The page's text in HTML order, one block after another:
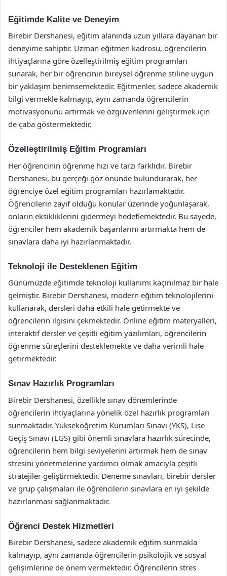
Eğitimde Kalite ve Deneyim
Birebir Dershanesi, eğitim alanında uzun yıllara dayanan bir
deneyime sahiptir. Uzman eğitmen kadrosu, öğrencilerin
ihtiyaçlarına göre özelleştirilmiş eğitim programları
sunarak, her bir öğrencinin bireysel öğrenme stiline uygun
bir yaklaşım benimsemektedir. Eğitmenler, sadece akademik
bilgi vermekle kalmayıp, aynı zamanda öğrencilerin
motivasyonunu artırmak ve özgüvenlerini geliştirmek için
de çaba göstermektedir.
Özelleştirilmiş Eğitim Programları
Her öğrencinin öğrenme hızı ve tarzı farklıdır. Birebir
Dershanesi, bu gerçeği göz önünde bulundurarak, her
öğrenciye özel eğitim programları hazırlamaktadır.
Öğrencilerin zayıf olduğu konular üzerinde yoğunlaşarak,
onların eksikliklerini gidermeyi hedeflemektedir. Bu sayede,
öğrenciler hem akademik başarılarını artırmakta hem de
sınavlara daha iyi hazırlanmaktadır.
Teknoloji ile Desteklenen Eğitim
Günümüzde eğitimde teknoloji kullanımı kaçınılmaz bir hale
gelmiştir. Birebir Dershanesi, modern eğitim teknolojilerini
kullanarak, dersleri daha etkili hale getirmekte ve
öğrencilerin ilgisini çekmektedir. Online eğitim materyalleri,
interaktif dersler ve çeşitli eğitim yazılımları, öğrencilerin
öğrenme süreçlerini desteklemekte ve daha verimli hale
getirmektedir.
Sınav Hazırlık Programları
Birebir Dershanesi, özellikle sınav dönemlerinde
öğrencilerin ihtiyaçlarına yönelik özel hazırlık programları
sunmaktadır. Yükseköğretim Kurumları Sınavı (YKS), Lise
Geçiş Sınavı (LGS) gibi önemli sınavlara hazırlık sürecinde,
öğrencilerin hem bilgi seviyelerini artırmak hem de sınav
stresini yönetmelerine yardımcı olmak amacıyla çeşitli
stratejiler geliştirmektedir. Deneme sınavları, birebir dersler
ve grup çalışmaları ile öğrencilerin sınavlara en iyi şekilde
hazırlanması sağlanmaktadır.
Öğrenci Destek Hizmetleri
Birebir Dershanesi, sadece akademik eğitim sunmakla
kalmayıp, aynı zamanda öğrencilerin psikolojik ve sosyal
gelişimlerine de önem vermektedir. Öğrencilerin stres